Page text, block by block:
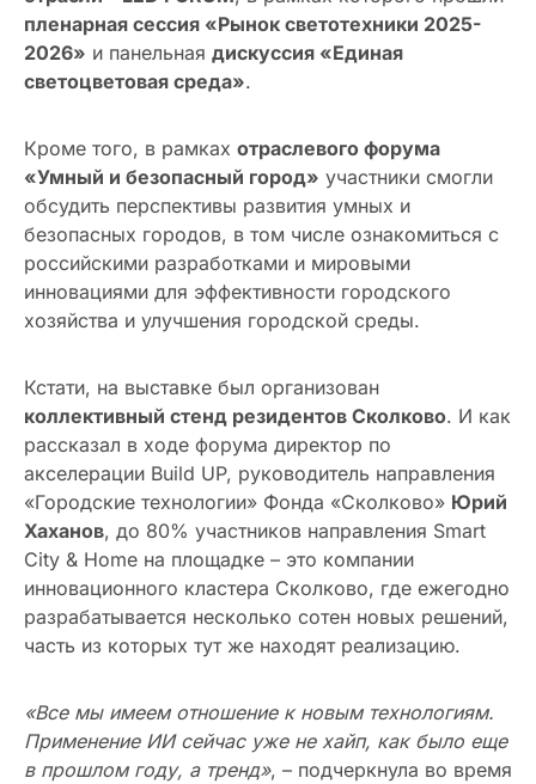
пленарная сессия «Рынок светотехники 2025-
2026» и панельная дискуссия «Единая
светоцветовая среда».
Кроме того, в рамках отраслевого форума
«Умный и безопасный город» участники смогли
обсудить перспективы развития умных и
безопасных городов, в том числе ознакомиться с
российскими разработками и мировыми
инновациями для эффективности городского
хозяйства и улучшения городской среды.
Кстати, на выставке был организован
коллективный стенд резидентов Сколково. И как
рассказал в ходе форума директор по
акселерации Build UP, руководитель направления
«Городские технологии» Фонда «Сколково» Юрий
Хаханов, до 80% участников направления Smart
City & Home на площадке – это компании
инновационного кластера Сколково, где ежегодно
разрабатывается несколько сотен новых решений,
часть из которых тут же находят реализацию.
«Все мы имеем отношение к новым технологиям.
Применение ИИ сейчас уже не хайп, как было еще
в прошлом году, а тренд», – подчеркнула во время